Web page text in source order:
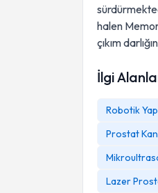
halen
çıkım
İlgi
Robotik
Prostat
Lazer